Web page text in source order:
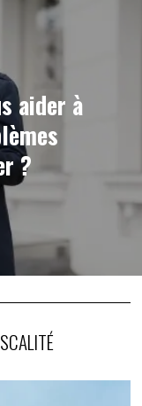
aider à
?